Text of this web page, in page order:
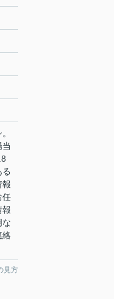
報
任
報
な
絡
見方